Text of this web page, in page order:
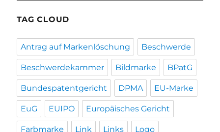
TAG CLOUD
Antrag auf Markenlöschung Beschwerde
Beschwerdekammer Bildmarke BPatG
Bundespatentgericht DPMA EU-Marke
EuG EUIPO Europäisches Gericht
Farbmarke Link Links Logo